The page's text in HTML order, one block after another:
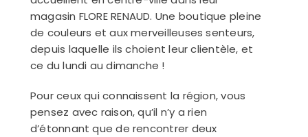
magasin FLORE RENAUD. Une boutique pleine
de couleurs et aux merveilleuses senteurs,
depuis laquelle ils choient leur clientèle, et
ce du lundi au dimanche !
Pour ceux qui connaissent la région, vous
pensez avec raison, qu’il n’y a rien
d’étonnant que de rencontrer deux